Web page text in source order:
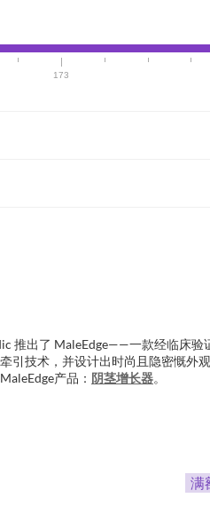
173
推出了 MaleEdge——一款经临床
引技术，并设计出时尚且隐密慨外
产品： 阴茎增长器。